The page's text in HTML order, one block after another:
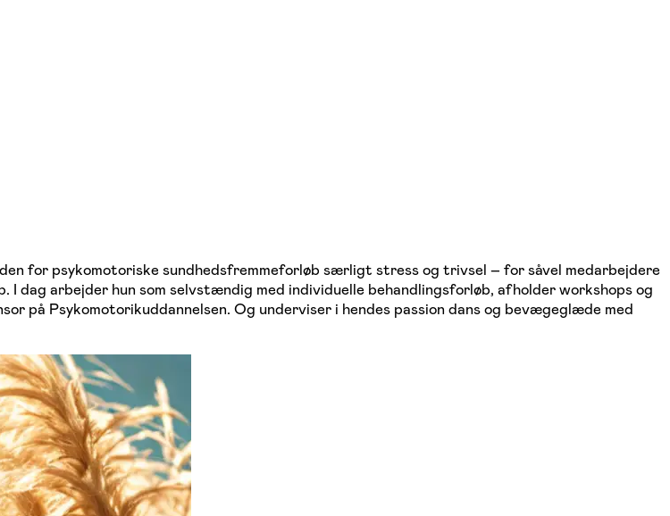
for psykomotoriske sundhedsfremmeforløb særligt stress og trivsel – for såvel medarbejdere
I dag arbejder hun som selvstændig med individuelle behandlingsforløb, afholder workshops og
på Psykomotorikuddannelsen. Og underviser i hendes passion dans og bevægeglæde med